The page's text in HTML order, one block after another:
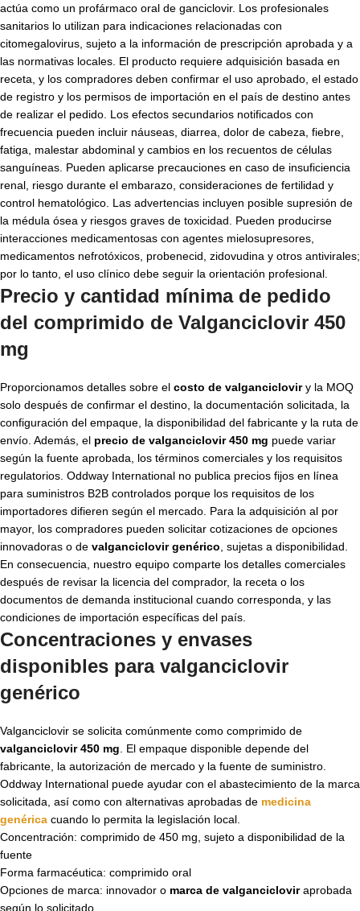
actúa como un profármaco oral de ganciclovir. Los profesionales
sanitarios lo utilizan para indicaciones relacionadas con
citomegalovirus, sujeto a la información de prescripción aprobada y a
las normativas locales. El producto requiere adquisición basada en
receta, y los compradores deben confirmar el uso aprobado, el estado
de registro y los permisos de importación en el país de destino antes
de realizar el pedido. Los efectos secundarios notificados con
frecuencia pueden incluir náuseas, diarrea, dolor de cabeza, fiebre,
fatiga, malestar abdominal y cambios en los recuentos de células
sanguíneas. Pueden aplicarse precauciones en caso de insuficiencia
renal, riesgo durante el embarazo, consideraciones de fertilidad y
control hematológico. Las advertencias incluyen posible supresión de
la médula ósea y riesgos graves de toxicidad. Pueden producirse
interacciones medicamentosas con agentes mielosupresores,
medicamentos nefrotóxicos, probenecid, zidovudina y otros antivirales;
por lo tanto, el uso clínico debe seguir la orientación profesional.
Precio y cantidad mínima de pedido
del comprimido de Valganciclovir 450
mg
Proporcionamos detalles sobre el costo de valgancicloviry la MOQ
solo después de confirmar el destino, la documentación solicitada, la
configuración del empaque, la disponibilidad del fabricante y la ruta de
envío. Además, el precio de valganciclovir 450 mg puede variar
según la fuente aprobada, los términos comerciales y los requisitos
regulatorios. Oddway International no publica precios fijos en línea
para suministros B2B controlados porque los requisitos de los
importadores difieren según el mercado. Para la adquisición al por
mayor, los compradores pueden solicitar cotizaciones de opciones
innovadoras o de valganciclovir genérico , sujetas a disponibilidad.
En consecuencia, nuestro equipo comparte los detalles comerciales
después de revisar la licencia del comprador, la receta o los
documentos de demanda institucional cuando corresponda, y las
condiciones de importación específicas del país.
Concentraciones y envases
disponibles para valganciclovir
genérico
Valganciclovir se solicita comúnmente como comprimido de
valganciclovir 450 mg . El empaque disponible depende del
fabricante, la autorización de mercado y la fuente de suministro.
Oddway International puede ayudar con el abastecimiento de la marca
solicitada, así como con alternativas aprobadas de medicina
genérica cuando lo permita la legislación local.
Concentración: comprimido de 450 mg, sujeto a disponibilidad de la
fuente
Forma farmacéutica: comprimido oral
Opciones de marca: innovador o marca de valgancicloviraprobada
según lo solicitado